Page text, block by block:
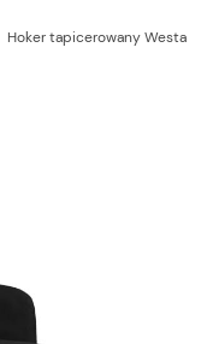
produkty do listy
Hoker tapicerowany Westa